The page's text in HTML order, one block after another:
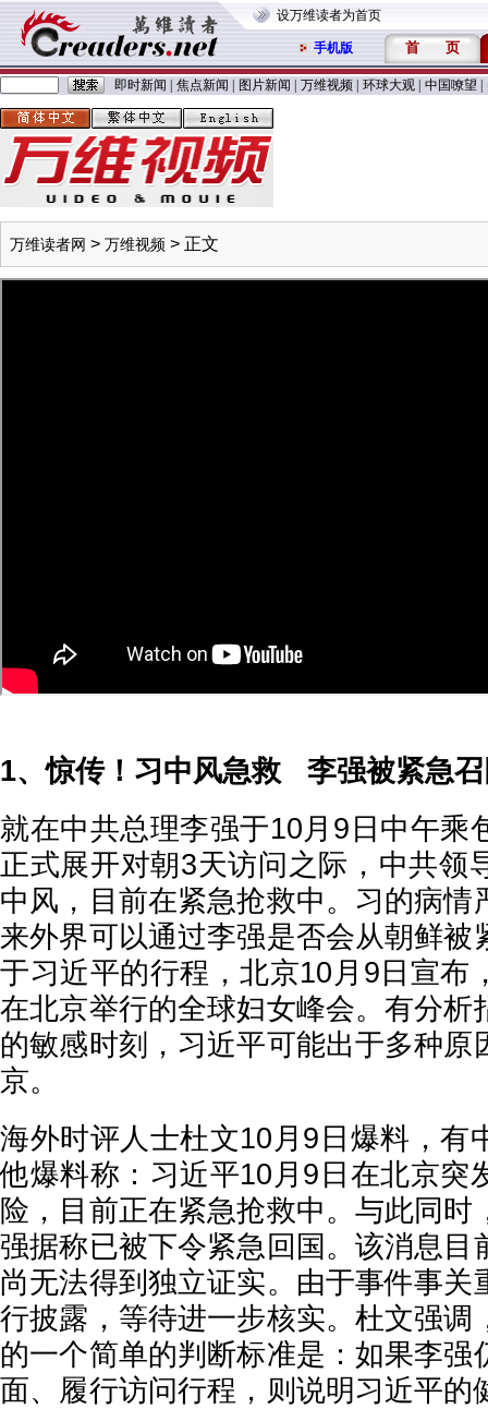
设万维读者为首页
手机版 首 页
即时新闻 焦点新闻 图片新闻 万维视频 环球大观 中国嘹望
万维读者网 > 万维视频 > 正文
1、惊传！习中风急救 李强被紧急
就在中共总理李强于10月9日中午乘
正式展开对朝3天访问之际，中共领
中风，目前在紧急抢救中。习的病情
来外界可以通过李强是否会从朝鲜被
于习近平的行程，北京10月9日宣布
在北京举行的全球妇女峰会。有分析
的敏感时刻，习近平可能出于多种原
京。
海外时评人士杜文10月9日爆料，有
他爆料称：习近平10月9日在北京突
险，目前正在紧急抢救中。与此同时
强据称已被下令紧急回国。该消息目
尚无法得到独立证实。由于事件事关
行披露，等待进一步核实。杜文强调
的一个简单的判断标准是：如果李强
面、履行访问行程，则说明习近平的